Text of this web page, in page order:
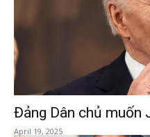
Đảng Dân chủ muốn
April 19, 2025